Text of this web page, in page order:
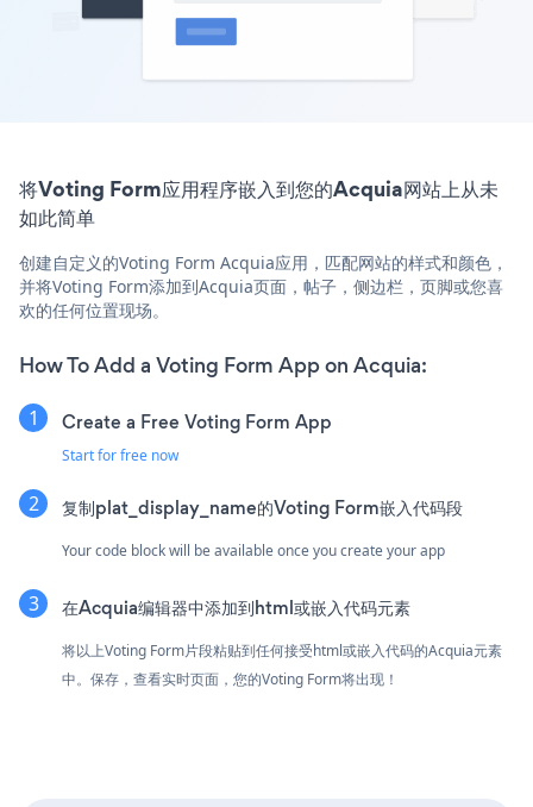
将Voting Form应用程序嵌入到您的Acquia网站上从未
如此简单
创建自定义的Voting Form Acquia应用，匹配网站的样式和颜色，
并将Voting Form添加到Acquia页面，帖子，侧边栏，页脚或您喜
欢的任何位置现场。
How To Add a Voting Form App on Acquia:
Create a Free Voting Form App
Start for free now
复制plat_display_name的Voting Form嵌入代码段
Your code block will be available once you create your app
在Acquia编辑器中添加到html或嵌入代码元素
将以上Voting Form片段粘贴到任何接受html或嵌入代码的Acquia元素
中。保存，查看实时页面，您的Voting Form将出现！